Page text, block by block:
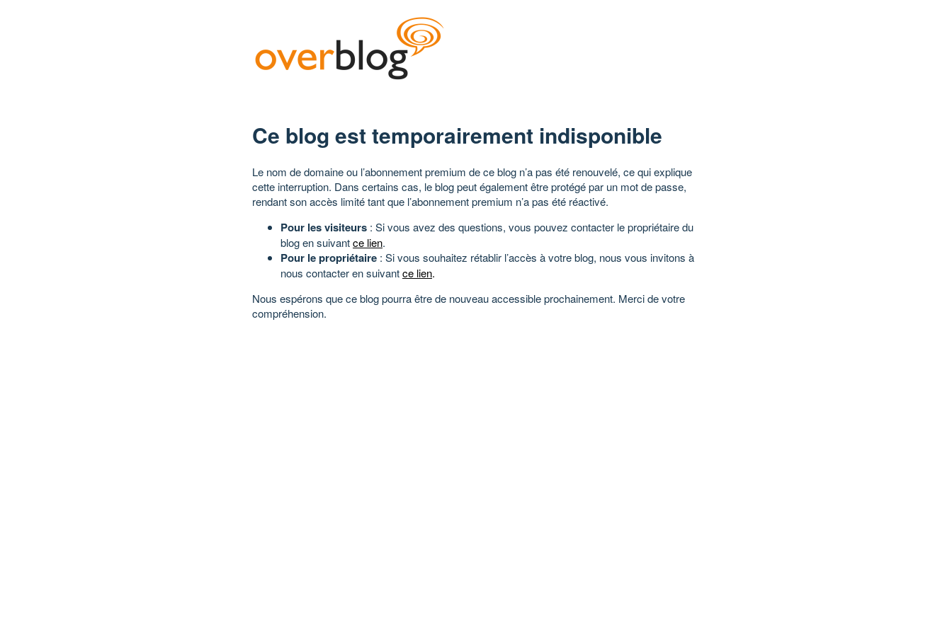
Ce blog est temporairement indisponible
Le nom de domaine ou l’abonnement premium de ce blog n’a pas été renouvelé, ce qui explique
cette interruption. Dans certains cas, le blog peut également être protégé par un mot de passe,
rendant son accès limité tant que l’abonnement premium n’a pas été réactivé.
Pour les visiteurs : Si vous avez des questions, vous pouvez contacter le propriétaire du
blog en suivantce lien.
Pour le propriétaire : Si vous souhaitez rétablir l’accès à votre blog, nous vous invitons à
nous contacter en suivantce lien.
Nous espérons que ce blog pourra être de nouveau accessible prochainement. Merci de votre
compréhension.